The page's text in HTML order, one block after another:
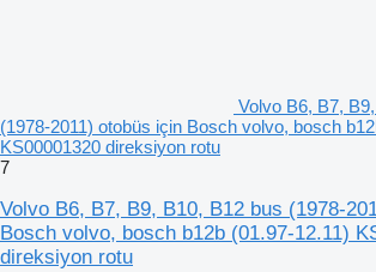
Volvo B6, B7,
(1978-2011) otobüs için Bosch volvo, bosch
KS00001320 direksiyon rotu
7
Volvo B6, B7, B9, B10, B12 bus (1978-
Bosch volvo, bosch b12b (01.97-12.11)
direksiyon rotu